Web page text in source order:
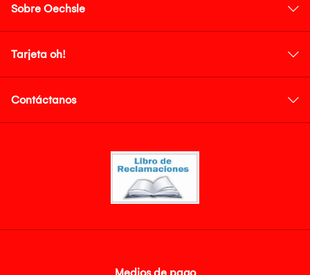
Sobre Oechsle
Tarjeta oh!
Contáctanos